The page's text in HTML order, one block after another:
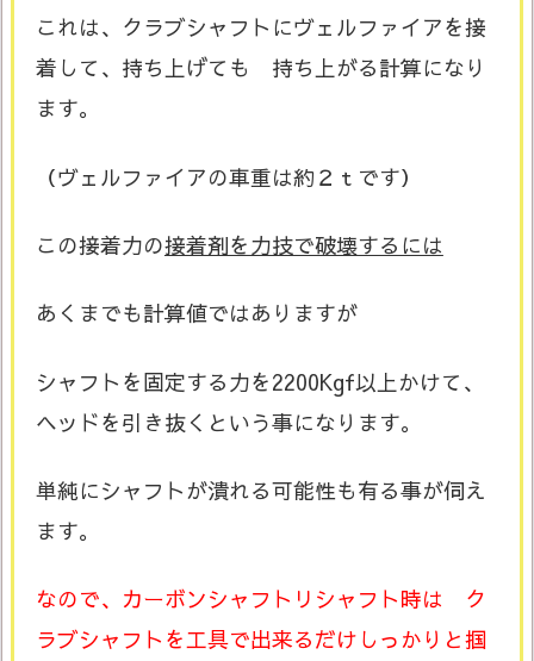
これは、クラブシャフトにヴェルファイアを接
着して、持ち上げても 持ち上がる計算になり
ます。
（ヴェルファイアの車重は約２ｔです）
この接着力の接着剤を力技で破壊するには
あくまでも計算値ではありますが
シャフトを固定する力を2200Kgf以上かけて、
ヘッドを引き抜くという事になります。
単純にシャフトが潰れる可能性も有る事が伺え
ます。
なので、カーボンシャフトリシャフト時は ク
ラブシャフトを工具で出来るだけしっかりと掴